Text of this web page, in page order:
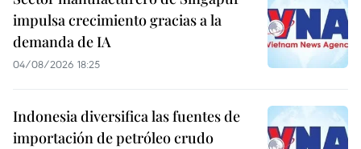
impulsa crecimiento gracias a la
demanda de IA
04/08/2026 18:25
Indonesia diversifica las fuentes de
importación de petróleo crudo